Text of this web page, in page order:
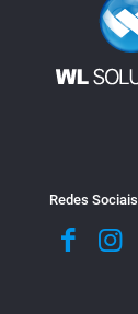
Redes Sociais